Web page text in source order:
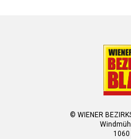
© WIENER
1060